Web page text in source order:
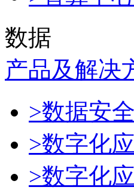
数据
产品及解决
>数据安
>数字化
>数字化